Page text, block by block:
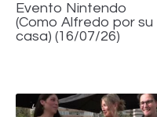
Evento Nintendo
(Como Alfredo por su
casa) (16/07/26)